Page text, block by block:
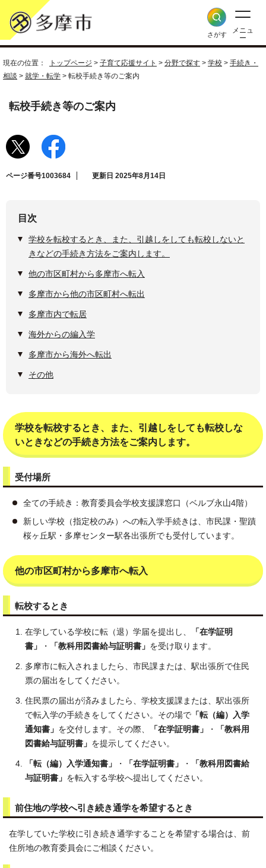
さがす
メニュ
ー
現在の位置： トップページ > 子育て応援サイト > 分野で探す > 学校 > 手続き・
相談 > 就学・転学 > 転校手続き等のご案内
転校手続き等のご案内
ページ番号1003684 更新日 2025年8月14日
目次
学校を転校するとき、また、引越しをしても転校しないと
きなどの手続き方法をご案内します。
他の市区町村から多摩市へ転入
多摩市から他の市区町村へ転出
多摩市内で転居
海外からの編入学
多摩市から海外へ転出
その他
学校を転校するとき、また、引越しをしても転校しな
いときなどの手続き方法をご案内します。
受付場所
全ての手続き：教育委員会学校支援課窓口（ベルブ永山4階）
新しい学校（指定校のみ）への転入学手続きは、市民課・聖蹟
桜ヶ丘駅・多摩センター駅各出張所でも受付しています。
他の市区町村から多摩市へ転入
転校するとき
在学している学校に転（退）学届を提出し、
「在学証明
書」
・ 「教科用図書給与証明書」 を受け取ります。
多摩市に転入されましたら、市民課または、駅出張所で住民
票の届出をしてください。
住民票の届出が済みましたら、学校支援課または、駅出張所
で転入学の手続きをしてください。その場で 「転（編）入学
通知書」 を交付します。その際、 「在学証明書」 ・
「教科用
図書給与証明書」 を提示してください。
「転（編）入学通知書」 ・ 「在学証明書」 ・
「教科用図書給
与証明書」 を転入する学校へ提出してください。
前住地の学校へ引き続き通学を希望するとき
在学していた学校に引き続き通学することを希望する場合は、前
住所地の教育委員会にご相談ください。